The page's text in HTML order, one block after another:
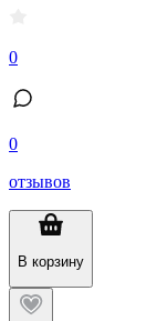
0
0
отзывов
В корзину